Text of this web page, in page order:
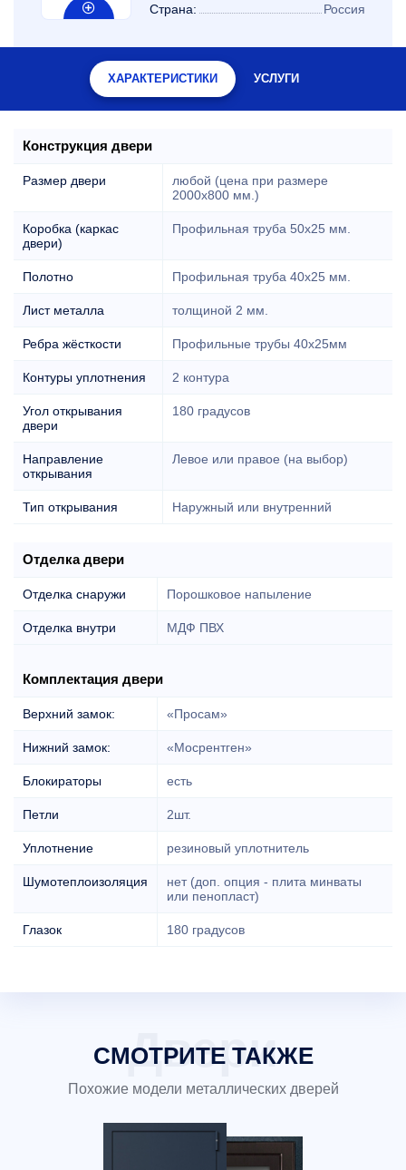
Страна:
Россия
ХАРАКТЕРИСТИКИ УСЛУГИ
Конструкция двери
Размер двери
любой (цена при размере
2000x800 мм.)
Коробка (каркас
двери)
Профильная труба 50х25 мм.
Полотно Профильная труба 40х25 мм.
Лист металла толщиной 2 мм.
Ребра жёсткости Профильные трубы 40х25мм
Контуры уплотнения 2 контура
Угол открывания
двери
180 градусов
Направление
открывания
Левое или правое (на выбор)
Тип открывания Наружный или внутренний
Отделка двери
Отделка снаружи Порошковое напыление
Отделка внутри МДФ ПВХ
Комплектация двери
Верхний замок: «Просам»
Нижний замок: «Мосрентген»
Блокираторы есть
Петли 2шт.
Уплотнение резиновый уплотнитель
Шумотеплоизоляция
нет (доп. опция - плита минваты
или пенопласт)
Глазок 180 градусов
СМОТРИТЕ ТАКЖЕ
Похожие модели металлических дверей